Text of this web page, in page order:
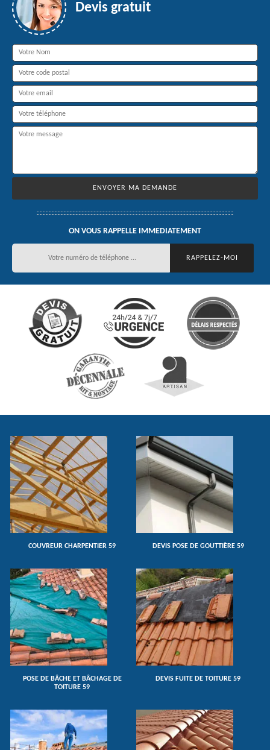
Devis gratuit
ON VOUS RAPPELLE IMMEDIATEMENT
COUVREUR CHARPENTIER 59 DEVIS POSE DE GOUTTIÈRE 59
POSE DE BÂCHE ET BÂCHAGE DE
TOITURE 59
DEVIS FUITE DE TOITURE 59